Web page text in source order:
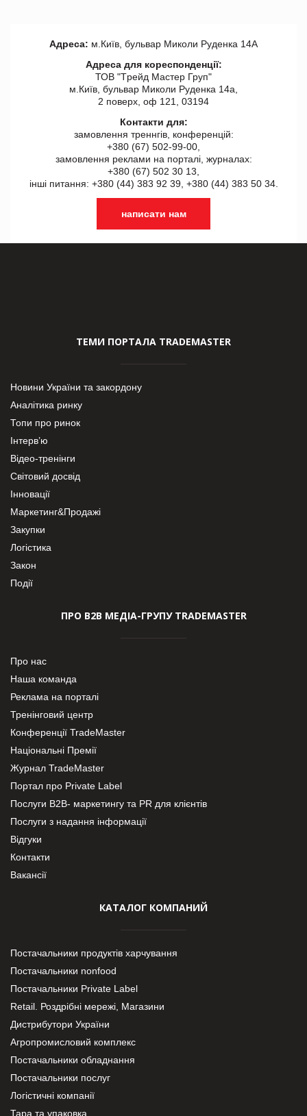
Адреса: м.Київ, бульвар Миколи Руденка 14А
Адреса для кореспонденції:
ТОВ "Tрейд Мастер Груп"
м.Київ, бульвар Миколи Руденка 14а,
2 поверх, оф 121, 03194
Контакти для:
замовлення треннгів, конференцій:
+380 (67) 502-99-00,
замовлення реклами на порталі, журналах:
+380 (67) 502 30 13,
інші питання: +380 (44) 383 92 39, +380 (44) 383 50 34.
написати нам
ТЕМИ ПОРТАЛА TRADEMASTER
Новини України та закордону
Аналітика ринку
Топи про ринок
Інтерв’ю
Відео-тренінги
Світовий досвід
Інновації
Маркетинг&Продажі
Закупки
Логістика
Закон
Події
ПРО В2В МЕДІА-ГРУПУ TRADEMASTER
Про нас
Наша команда
Реклама на порталі
Тренінговий центр
Конференції TradeMaster
Національні Премії
Журнал TradeMaster
Портал про Private Label
Послуги В2В- маркетингу та PR для клієнтів
Послуги з надання інформації
Відгуки
Контакти
Вакансії
КАТАЛОГ КОМПАНИЙ
Постачальники продуктів харчування
Постачальники nonfood
Постачальники Private Label
Retail. Роздрібні мережі, Магазини
Дистрибутори України
Агропромисловий комплекс
Постачальники обладнання
Постачальники послуг
Логістичні компанії
Тара та упаковка